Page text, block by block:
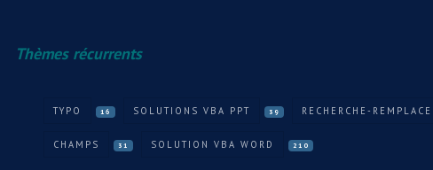
Thèmes récurrents
TYPO 16 SOLUTIONS VBA PPT 39 RECHERCHE-REMPLACE
CHAMPS 31 SOLUTION VBA WORD 210